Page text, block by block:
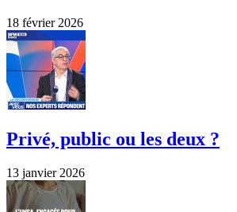
18 février 2026
Privé, public ou les deux ?
13 janvier 2026